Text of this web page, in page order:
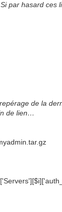
par hasard ces
de la
de lien…